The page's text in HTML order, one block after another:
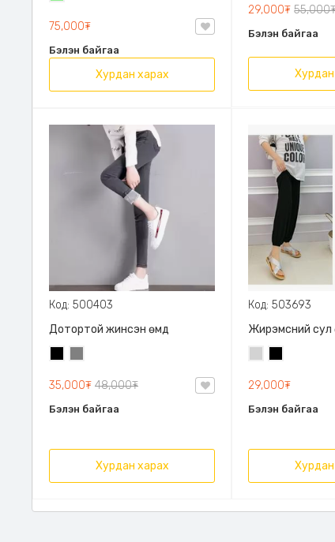
75,000₮
Бэлэн байгаа
Хурдан харах
29,000₮
Бэлэн байгаа
Код: 500403
Дотортой жинсэн өмд
35,000₮ 48,000₮
Бэлэн байгаа
Хурдан харах
Код: 503693
Жирэмсний сул
29,000₮
Бэлэн байгаа